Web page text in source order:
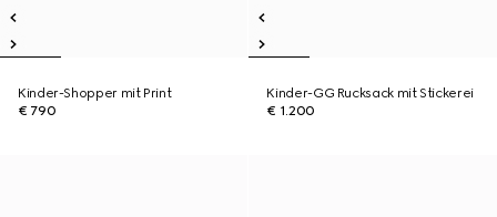
Kinder-Shopper mit Print
€ 790
Kinder-GG Rucksack mit Stickerei
€ 1.200